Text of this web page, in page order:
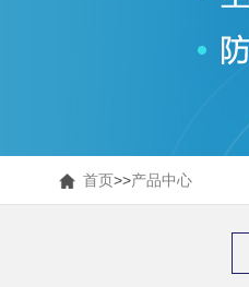
首页>>产品中心